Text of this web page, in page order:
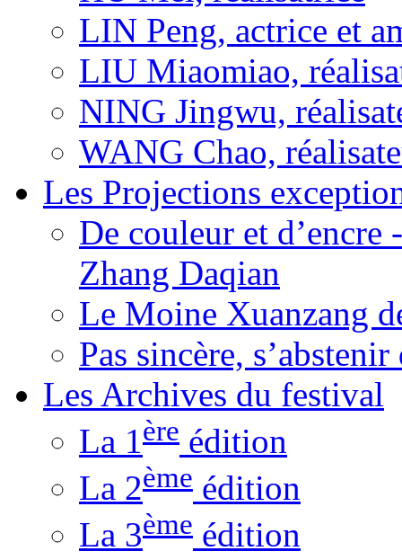
LIN Peng, actrice et
LIU Miaomiao,
NING Jingwu,
WANG Chao,
Les Projections
De couleur et
Zhang Daqian
Le Moine Xuanzang
Pas sincère,
Les Archives du festival
La 1ère édition
La 2ème édition
La 3ème édition